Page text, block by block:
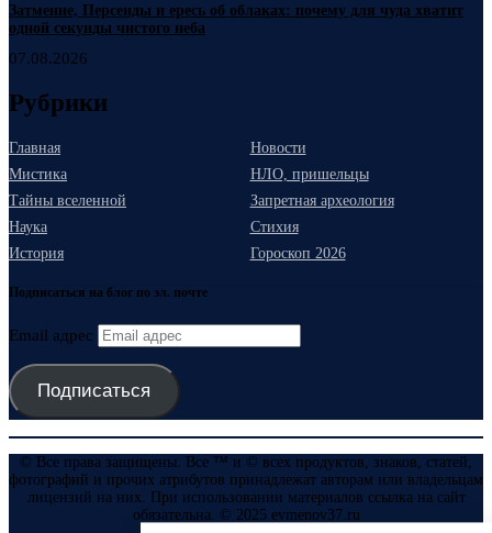
Затмение, Персеиды и ересь об облаках: почему для чуда хватит
одной секунды чистого неба
07.08.2026
Рубрики
Главная
Новости
Мистика
НЛО, пришельцы
Тайны вселенной
Запретная археология
Наука
Стихия
История
Гороскоп 2026
Подписаться на блог по эл. почте
Email адрес
Подписаться
© Все права защищены. Все ™ и © всех продуктов, знаков, статей,
фотографий и прочих атрибутов принадлежат авторам или владельцам
лицензий на них. При использовании материалов ссылка на сайт
обязательна. © 2025 evmenov37.ru